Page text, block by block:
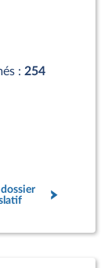
: 254